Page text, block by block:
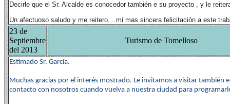
Decirle que el Sr. Alcalde es conocedor también e su proyecto , y le
Un afectuoso saludo y me reitero....mi mas sincera felicitación a este
23 de
Septiembre
del 2013
Turismo de Tomelloso
Estimado Sr. García.
Muchas gracias por el interés mostrado. Le invitamos a visitar también
contacto con nosotros cuando vuelva a nuestra ciudad para